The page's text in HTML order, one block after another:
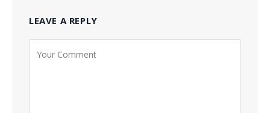
LEAVE A REPLY